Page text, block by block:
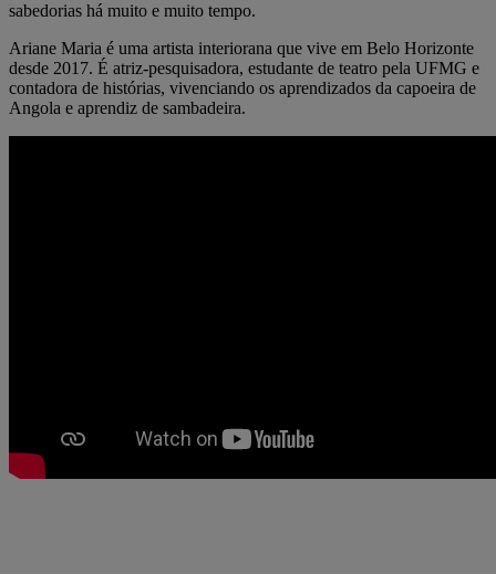
sabedorias há muito e muito tempo.
Ariane Maria é uma artista interiorana que vive em Belo Horizonte
desde 2017. É atriz-pesquisadora, estudante de teatro pela UFMG e
contadora de histórias, vivenciando os aprendizados da capoeira de
Angola e aprendiz de sambadeira.